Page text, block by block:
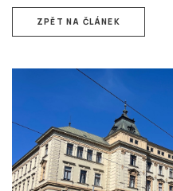
ZPĚT NA ČLÁNEK